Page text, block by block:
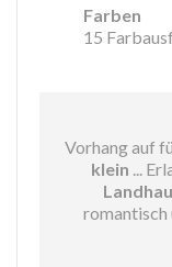
Farben
15
Vorhang auf
klein ...
romantisch